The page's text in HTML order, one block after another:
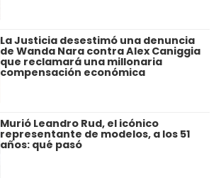
La Justicia desestimó una denuncia
de Wanda Nara contra Alex Caniggia
que reclamará una millonaria
compensación económica
Murió Leandro Rud, el icónico
representante de modelos, a los 51
años: qué pasó